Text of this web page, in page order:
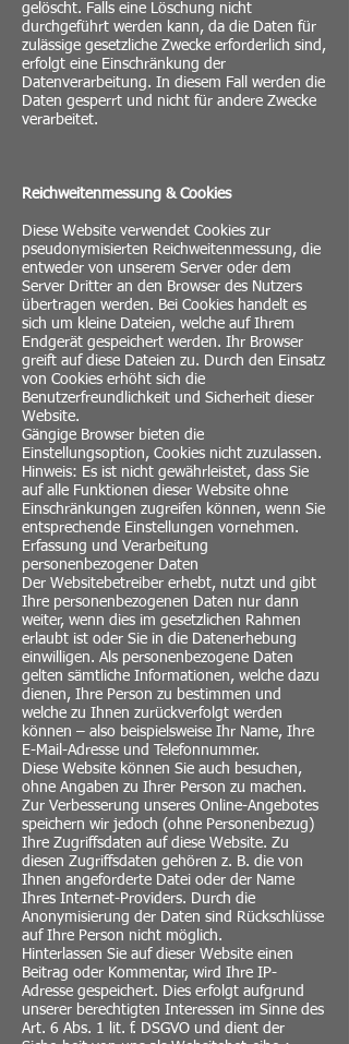
gelöscht. Falls eine Löschung nicht
durchgeführt werden kann, da die Daten für
zulässige gesetzliche Zwecke erforderlich sind,
erfolgt eine Einschränkung der
Datenverarbeitung. In diesem Fall werden die
Daten gesperrt und nicht für andere Zwecke
verarbeitet.
Reichweitenmessung & Cookies
Diese Website verwendet Cookies zur
pseudonymisierten Reichweitenmessung, die
entweder von unserem Server oder dem
Server Dritter an den Browser des Nutzers
übertragen werden. Bei Cookies handelt es
sich um kleine Dateien, welche auf Ihrem
Endgerät gespeichert werden. Ihr Browser
greift auf diese Dateien zu. Durch den Einsatz
von Cookies erhöht sich die
Benutzerfreundlichkeit und Sicherheit dieser
Website.
Gängige Browser bieten die
Einstellungsoption, Cookies nicht zuzulassen.
Hinweis: Es ist nicht gewährleistet, dass Sie
auf alle Funktionen dieser Website ohne
Einschränkungen zugreifen können, wenn Sie
entsprechende Einstellungen vornehmen.
Erfassung und Verarbeitung
personenbezogener Daten
Der Websitebetreiber erhebt, nutzt und gibt
Ihre personenbezogenen Daten nur dann
weiter, wenn dies im gesetzlichen Rahmen
erlaubt ist oder Sie in die Datenerhebung
einwilligen. Als personenbezogene Daten
gelten sämtliche Informationen, welche dazu
dienen, Ihre Person zu bestimmen und
welche zu Ihnen zurückverfolgt werden
können – also beispielsweise Ihr Name, Ihre
E-Mail-Adresse und Telefonnummer.
Diese Website können Sie auch besuchen,
ohne Angaben zu Ihrer Person zu machen.
Zur Verbesserung unseres Online-Angebotes
speichern wir jedoch (ohne Personenbezug)
Ihre Zugriffsdaten auf diese Website. Zu
diesen Zugriffsdaten gehören z. B. die von
Ihnen angeforderte Datei oder der Name
Ihres Internet-Providers. Durch die
Anonymisierung der Daten sind Rückschlüsse
auf Ihre Person nicht möglich.
Hinterlassen Sie auf dieser Website einen
Beitrag oder Kommentar, wird Ihre IP-
Adresse gespeichert. Dies erfolgt aufgrund
unserer berechtigten Interessen im Sinne des
Art. 6 Abs. 1 lit. f. DSGVO und dient der